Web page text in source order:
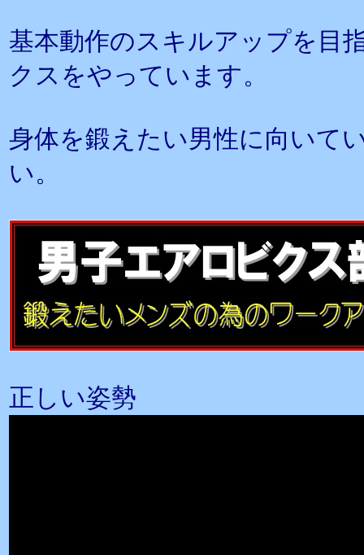
基本動作のスキルアップを目
クスをやっています。
身体を鍛えたい男性に向いて
い。
正しい姿勢